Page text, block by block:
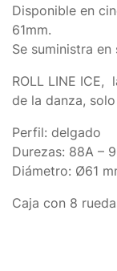
Disponible en
61mm.
Se suministra
ROLL LINE ICE,
de la danza,
Perfil: delgado
Durezas: 88A –
Diámetro: Ø61
Caja con 8